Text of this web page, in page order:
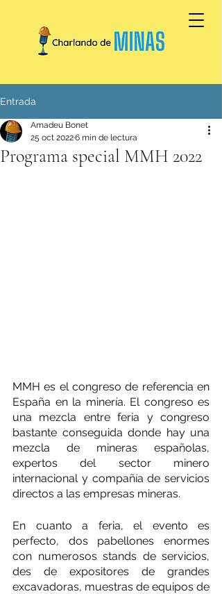
Entrada
Programa special MMH 2022
Amadeu Bonet
25 oct 20226 min de lectura
MMH es el congreso de referencia en
España en la minería. El congreso es
una mezcla entre feria y congreso
bastante conseguida donde hay una
mezcla de mineras españolas,
expertos del sector minero
internacional y compañía de servicios
directos a las empresas mineras.
En cuanto a feria, el evento es
perfecto, dos pabellones enormes
con numerosos stands de servicios,
des de expositores de grandes
excavadoras, muestras de equipos de